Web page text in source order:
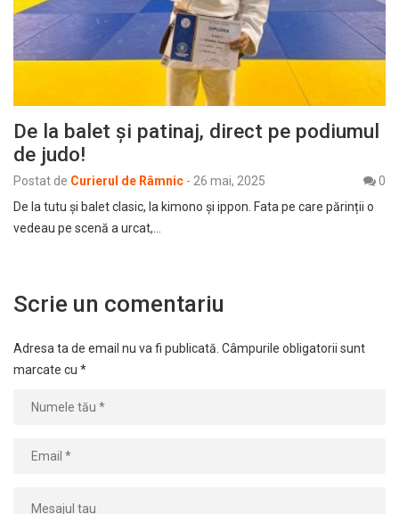
De la balet și patinaj, direct pe podiumul
de judo!
Postat de Curierul de Râmnic - 26 mai, 2025
0
De la tutu și balet clasic, la kimono și ippon. Fata pe care părinții o
vedeau pe scenă a urcat,…
Scrie un comentariu
Adresa ta de email nu va fi publicată. Câmpurile obligatorii sunt
marcate cu *